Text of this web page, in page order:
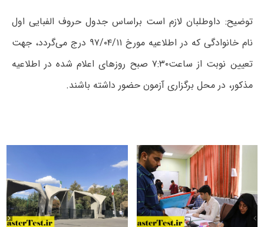
توضیح: داوطلبان لازم است براساس جدول حروف الفبایی اول
نام خانوادگی که در اطلاعیه مورخ ۹۷/۰۴/۱۱ درج می‌گردد، جهت
تعیین نوبت از ساعت۷:۳۰ صبح روزهای اعلام شده در اطلاعیه
مذکور، در محل برگزاری آزمون حضور داشته باشند.